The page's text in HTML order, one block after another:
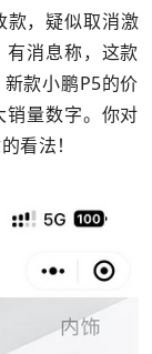
款，疑似取消激
消息称，这款
款小鹏P5的价
量数字。你对
看法！